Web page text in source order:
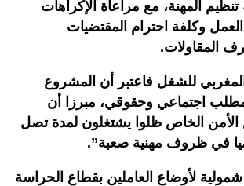
المهنة، مع مراعاة الإكراهات
العمل وكلفة احترام المقتضيات
المقاولات.
المغربي للشغل فاعتبر أن المشروع
اجتماعي وحقوقي، مبرزا أن
الخاص ظلوا يشتغلون لمدة تصل
لأوضاع العاملين بقطاع الحراسة